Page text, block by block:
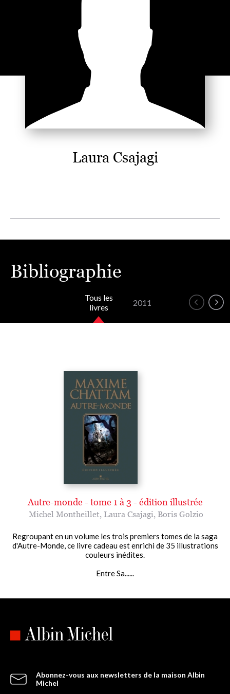
Laura Csajagi
Bibliographie
Tous les
livres
2011
Autre-monde - tome 1 à 3 - édition illustrée
Michel Montheillet, Laura Csajagi, Boris Golzio
Regroupant en un volume les trois premiers tomes de la saga
d'Autre-Monde, ce livre cadeau est enrichi de 35 illustrations
couleurs inédites.
Entre Sa......
Abonnez-vous aux newsletters de la maison Albin
Michel